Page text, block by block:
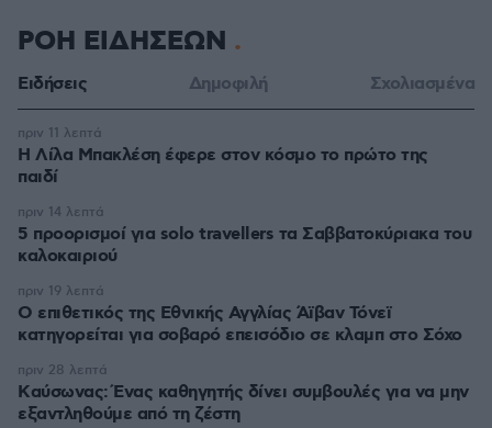
ΡΟΗ ΕΙΔΗΣΕΩΝ
Ειδήσεις Δημοφιλή Σχολιασμένα
Η Λίλα Μπακλέση έφερε στον κόσμο το πρώτο της
παιδί
πριν 11 λεπτά
5 προορισμοί για solo travellers τα Σαββατοκύριακα του
καλοκαιριού
πριν 14 λεπτά
Ο επιθετικός της Εθνικής Αγγλίας Άϊβαν Τόνεϊ
κατηγορείται για σοβαρό επεισόδιο σε κλαμπ στο Σόχο
πριν 19 λεπτά
Kαύσωνας: Ένας καθηγητής δίνει συμβουλές για να μην
εξαντληθούμε από τη ζέστη
πριν 28 λεπτά